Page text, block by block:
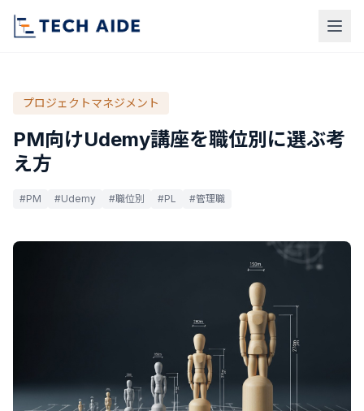
プロジェクトマネジメント
PM向けUdemy講座を職位別に選ぶ考
え方
#PM #Udemy #職位別 #PL #管理職